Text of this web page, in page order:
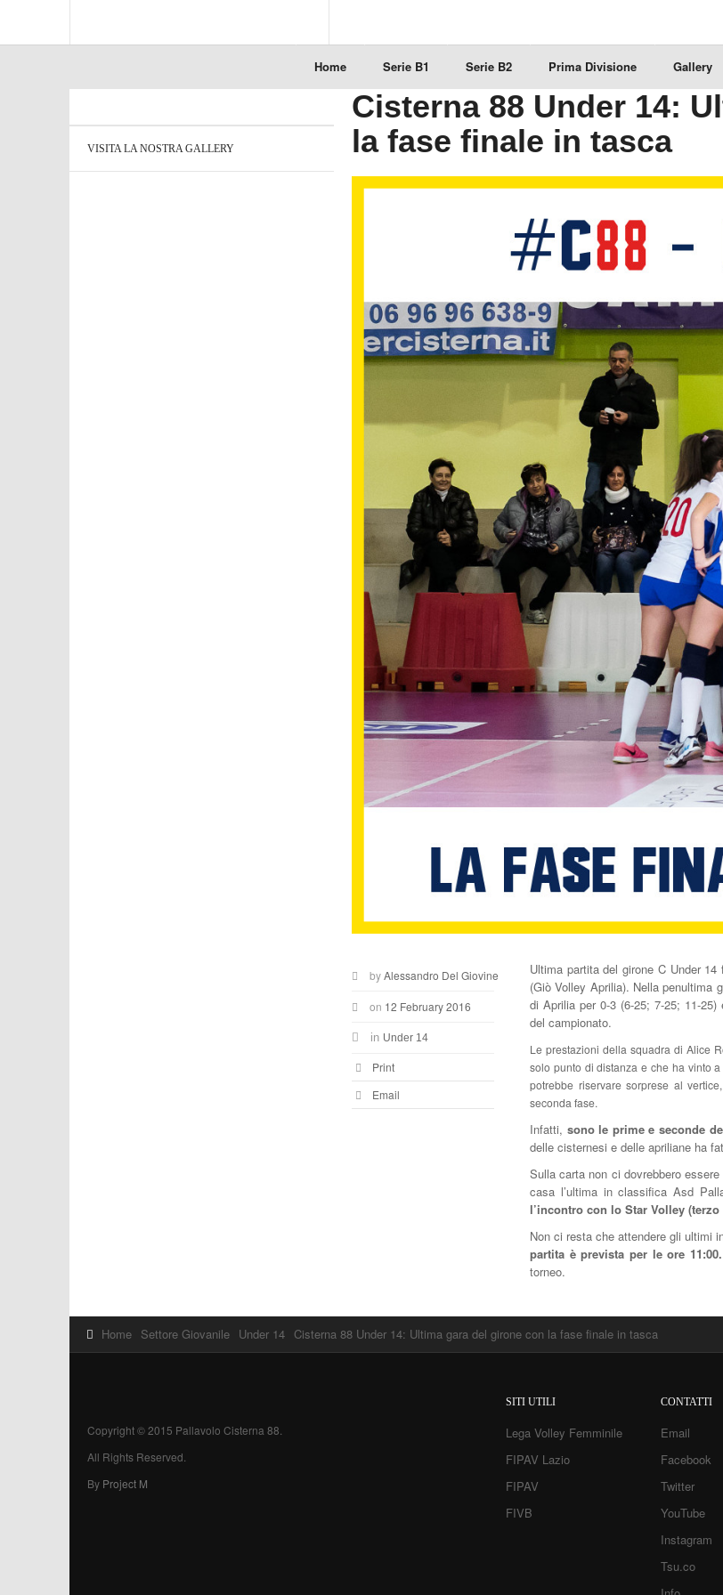
Home Serie B1 Serie B2 Prima Divisione Gallery
Cisterna 88 Under 14:
la fase finale in tasca
byAlessandro Del Giovine
on 12 February 2016
in Under 14
Print
Email
Ultima partita del girone C Under 14
(Giò Volley Aprilia). Nella penultima
di Aprilia per 0-3 (6-25; 7-25; 11-
del campionato.
Le prestazioni della squadra di Alice
solo punto di distanza e che ha vinto
potrebbe riservare sorprese al
seconda fase.
Infatti, sono le prime e seconde
delle cisternesi e delle apriliane ha
Sulla carta non ci dovrebbero
casa l’ultima in classifica Asd
l’incontro con lo Star Volley
Non ci resta che attendere gli ultimi
partita è prevista per le ore 11:00.
torneo.
VISITA LA NOSTRA GALLERY
Home Settore Giovanile Under 14 Cisterna 88 Under 14: Ultima gara del girone con la fase finale in tasca
Copyright © 2015 Pallavolo Cisterna 88.
All Rights Reserved.
By Project M
SITI UTILI
Lega Volley Femminile
FIPAV Lazio
FIPAV
FIVB
CONTATTI
Email
Facebook
Twitter
YouTube
Instagram
Tsu.co